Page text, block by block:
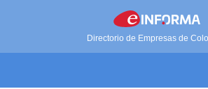
Directorio de Empresas de